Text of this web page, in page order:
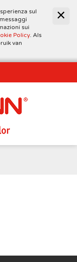
sul
sui
Policy. Als
van